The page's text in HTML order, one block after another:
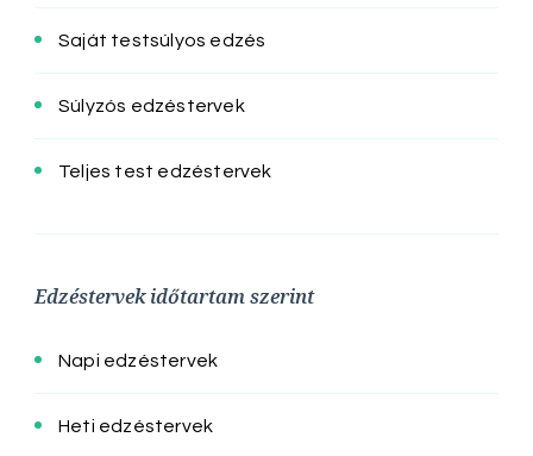
Saját testsúlyos edzés
Súlyzós edzéstervek
Teljes test edzéstervek
Edzéstervek időtartam szerint
Napi edzéstervek
Heti edzéstervek